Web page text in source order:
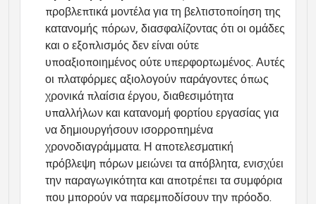
προβλεπτικά μοντέλα για τη βελτιστοποίηση της
κατανομής πόρων, διασφαλίζοντας ότι οι ομάδες
και ο εξοπλισμός δεν είναι ούτε
υποαξιοποιημένος ούτε υπερφορτωμένος. Αυτές
οι πλατφόρμες αξιολογούν παράγοντες όπως
χρονικά πλαίσια έργου, διαθεσιμότητα
υπαλλήλων και κατανομή φορτίου εργασίας για
να δημιουργήσουν ισορροπημένα
χρονοδιαγράμματα. Η αποτελεσματική
πρόβλεψη πόρων μειώνει τα απόβλητα, ενισχύει
την παραγωγικότητα και αποτρέπει τα συμφόρια
που μπορούν να παρεμποδίσουν την πρόοδο.